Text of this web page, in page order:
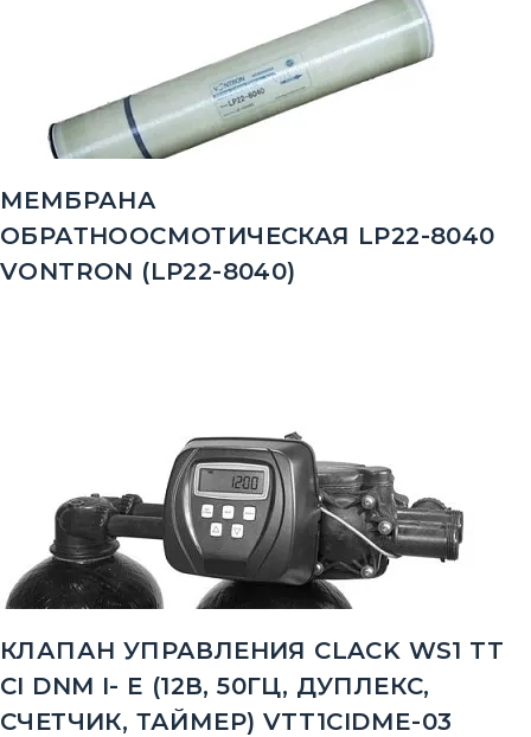
МЕМБРАНА
ОБРАТНООСМОТИЧЕСКАЯ LP22-8040
VONTRON (LP22-8040)
КЛАПАН УПРАВЛЕНИЯ CLACK WS1 TT
CI DNM I- E (12В, 50ГЦ, ДУПЛЕКС,
СЧЕТЧИК, ТАЙМЕР) VTT1CIDМE-03